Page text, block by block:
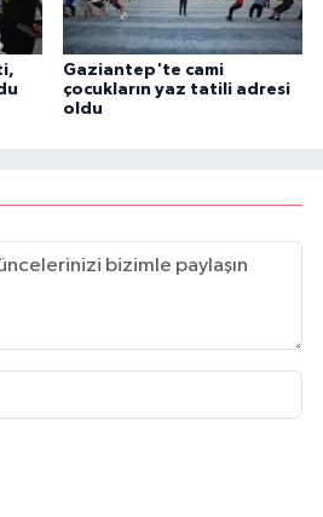
Gaziantep'te cami
çocukların yaz tatili adresi
oldu